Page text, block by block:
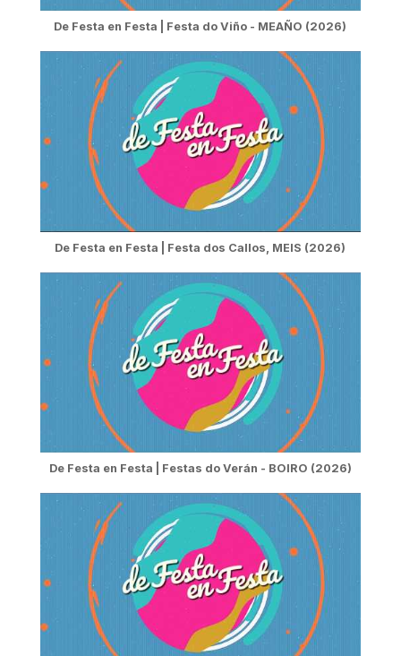
De Festa en Festa | Festa do Viño - MEAÑO (2026)
De Festa en Festa | Festa dos Callos, MEIS (2026)
De Festa en Festa | Festas do Verán - BOIRO (2026)